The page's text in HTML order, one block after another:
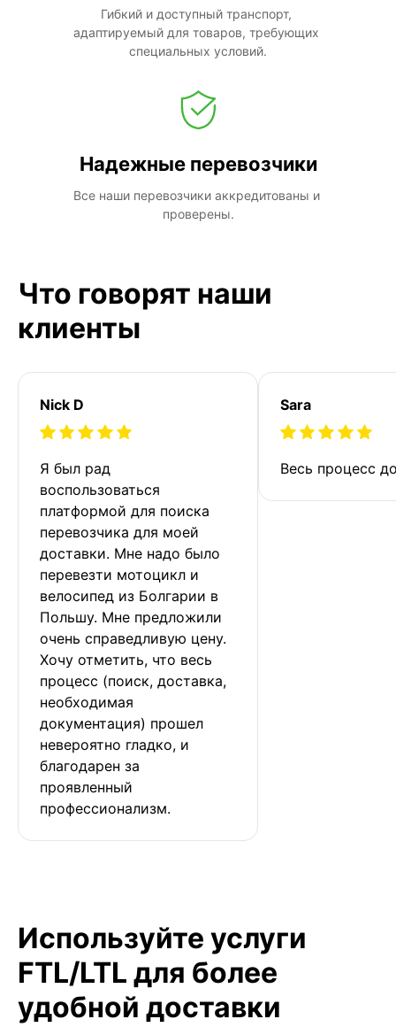
Гибкий и доступный транспорт,
адаптируемый для товаров, требующих
специальных условий.
Надежные перевозчики
Все наши перевозчики аккредитованы и
проверены.
Что говорят наши
клиенты
Nick D
Я был рад
воспользоваться
платформой для поиска
перевозчика для моей
доставки. Мне надо было
перевезти мотоцикл и
велосипед из Болгарии в
Польшу. Мне предложили
очень справедливую цену.
Хочу отметить, что весь
процесс (поиск, доставка,
необходимая
документация) прошел
невероятно гладко, и
благодарен за
проявленный
профессионализм.
Sara
Весь процесс
Используйте услуги
FTL/LTL для более
удобной доставки